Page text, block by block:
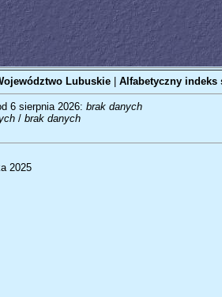
Lubuskie| Alfabetyczny indeks
6 sierpnia 2026: brak danych
/ brak danych
2025